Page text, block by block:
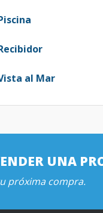
al Mar
UNA
próxima compra.